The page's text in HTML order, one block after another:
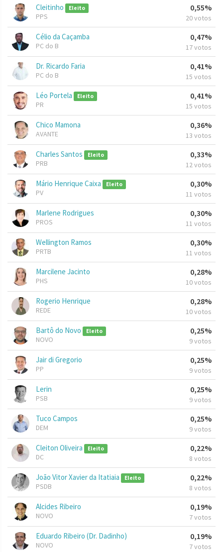
Cleitinho Eleito
PPS
0,55%
20 votos
Célio da Caçamba
PC do B
0,47%
17 votos
Dr. Ricardo Faria
PC do B
0,41%
15 votos
Léo Portela Eleito
PR
0,41%
15 votos
Chico Mamona
AVANTE
0,36%
13 votos
Charles Santos Eleito
PRB
0,33%
12 votos
Mário Henrique Caixa Eleito
PV
0,30%
11 votos
Marlene Rodrigues
PROS
0,30%
11 votos
Wellington Ramos
PRTB
0,30%
11 votos
Marcilene Jacinto
PHS
0,28%
10 votos
Rogerio Henrique
REDE
0,28%
10 votos
Bartô do Novo Eleito
NOVO
0,25%
9 votos
Jair di Gregorio
PP
0,25%
9 votos
Lerin
PSB
0,25%
9 votos
Tuco Campos
DEM
0,25%
9 votos
Cleiton Oliveira Eleito
DC
0,22%
8 votos
João Vitor Xavier da Itatiaia Eleito
PSDB
0,22%
8 votos
Alcides Ribeiro
NOVO
0,19%
7 votos
Eduardo Ribeiro (Dr. Dadinho)
NOVO
0,19%
7 votos